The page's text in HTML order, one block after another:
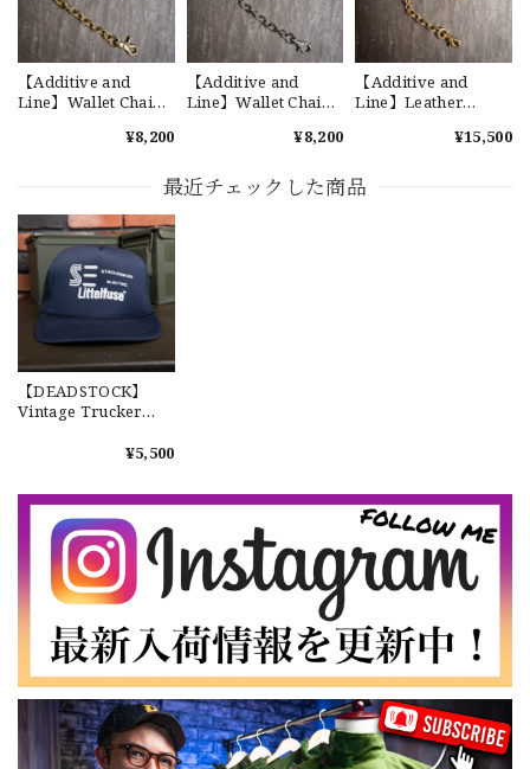
又、トートバッグありがとうございます。使わせて頂きま
す。商品ですがニューエラとはひと味違ってとてもいいと思
います。チェーンステッチが雰囲気があり、他とかぶらない
感じが気に入りました。 YouTube 楽しみにしてます
GREEN
2026/07/17
2026/07/17
DSA
なかなか見つからないこの色味が本当に好きです！ありがと
うございました！
【LARGE】Ralph Lauren Short Sleeve Cotton BD Shirt ラルフローレン ユーズド 半袖 ボタンダウンシャツ No.146
2026/07/14
【Additive and
Line】Wallet Chain
ウォレットチェーン
約45cm
¥8,200
【Additive and
Line】Wallet Chain
005 新品 ウォレット
ケルシルバー 約40cm
¥8,200
【Additive and
Line】Leather
Butt & Brass WCH-
レットチェーン 馬革
小判型 真鍮 約40cm
¥15,500
最近チェックした商品
【DEADSTOCK】
Vintage Trucker
ージ トラッカーキャ
ップ メッシュキャッ
プ No.9
¥5,500